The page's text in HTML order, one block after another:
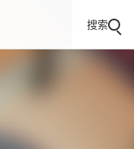
搜索